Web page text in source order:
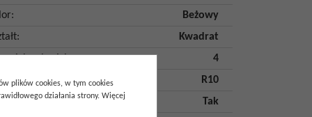
:
Beżowy
:
Kwadrat
ścieralności:
4
:
R10
rektyfikowana:
Tak
plików cookies, w tym cookies
działania strony. Więcej